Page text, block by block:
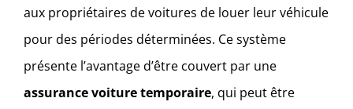
aux propriétaires de voitures de louer leur véhicule
pour des périodes déterminées. Ce système
présente l’avantage d’être couvert par une
assurance voiture temporaire, qui peut être